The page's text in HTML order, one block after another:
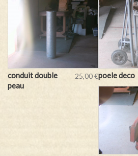
conduit double
peau
25,00 €poele deco